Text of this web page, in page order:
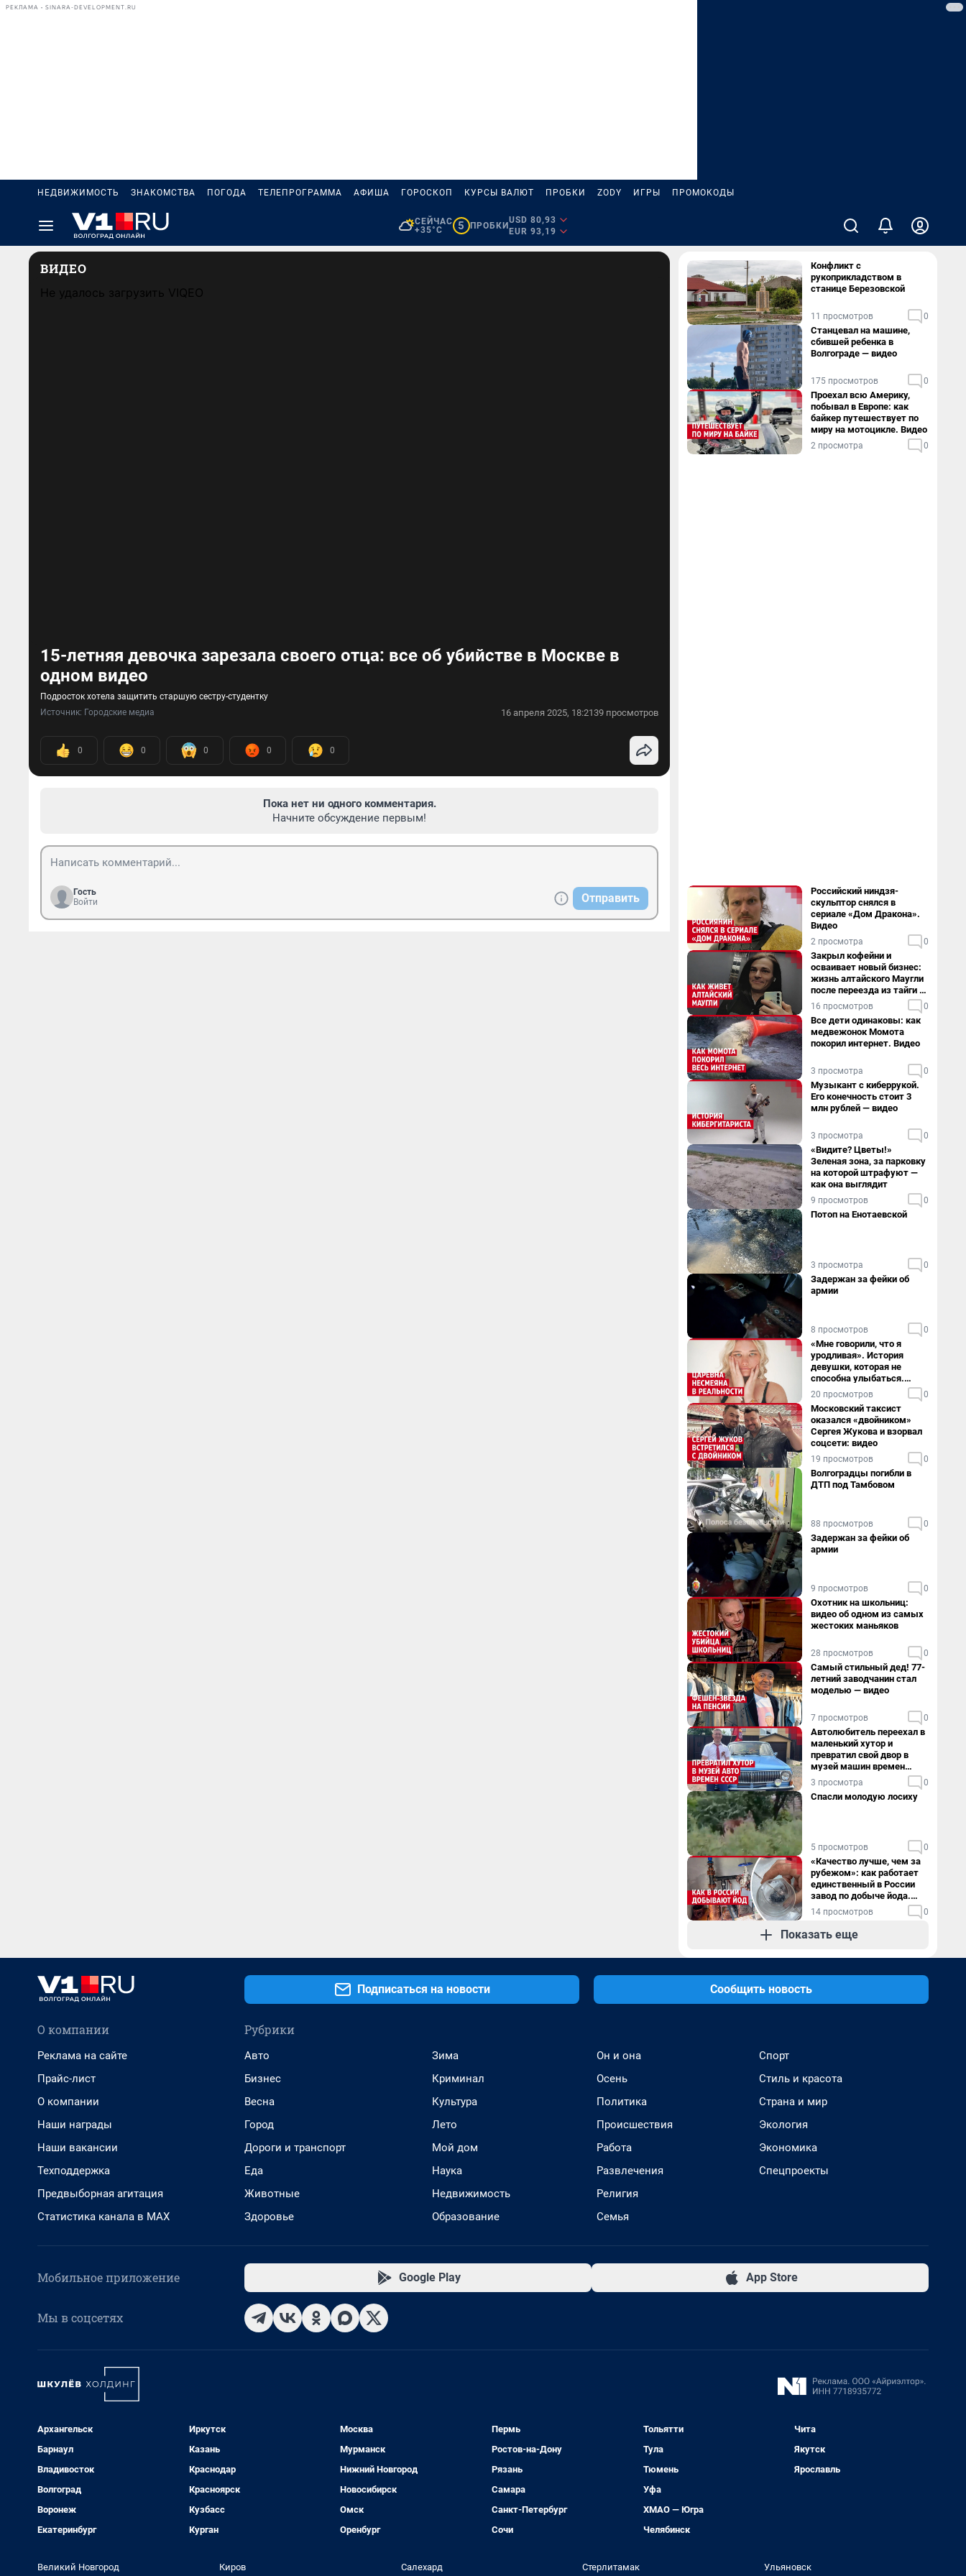
РЕКЛАМА • SINARA-DEVELOPMENT.RU
НЕДВИЖИМОСТЬ ЗНАКОМСТВА ПОГОДА ТЕЛЕПРОГРАММА АФИША ГОРОСКОП КУРСЫ ВАЛЮТ ПРОБКИ ZODY ИГРЫ ПРОМОКОДЫ
СЕЙЧАС
+35°C
5 ПРОБКИ
USD 80,93
EUR 93,19
ВИДЕО
Не удалось загрузить VIQEO
15-летняя девочка зарезала своего отца: все об убийстве в Москве в
одном видео
Подросток хотела защитить старшую сестру-студентку
Источник: Городские медиа 16 апреля 2025, 18:2139 просмотров
0 0 0 0 0
Пока нет ни одного комментария.
Начните обсуждение первым!
Гость
Войти
Отправить
Конфликт с
рукоприкладством в
станице Березовской
11 просмотров 0
Станцевал на машине,
сбившей ребенка в
Волгограде — видео
175 просмотров 0
Проехал всю Америку,
побывал в Европе: как
байкер путешествует по
миру на мотоцикле. Видео
2 просмотра 0
Российский ниндзя-
скульптор снялся в
сериале «Дом Дракона».
Видео
2 просмотра 0
Закрыл кофейни и
осваивает новый бизнес:
жизнь алтайского Маугли
после переезда из тайги в
столицу
16 просмотров 0
Все дети одинаковы: как
медвежонок Момота
покорил интернет. Видео
3 просмотра 0
Музыкант с киберрукой.
Его конечность стоит 3
млн рублей — видео
3 просмотра 0
«Видите? Цветы!»
Зеленая зона, за парковку
на которой штрафуют —
как она выглядит
9 просмотров 0
Потоп на Енотаевской
3 просмотра 0
Задержан за фейки об
армии
8 просмотров 0
«Мне говорили, что я
уродливая». История
девушки, которая не
способна улыбаться.
Видео
20 просмотров 0
Московский таксист
оказался «двойником»
Сергея Жукова и взорвал
соцсети: видео
19 просмотров 0
Волгоградцы погибли в
ДТП под Тамбовом
88 просмотров 0
Задержан за фейки об
армии
9 просмотров 0
Охотник на школьниц:
видео об одном из самых
жестоких маньяков
28 просмотров 0
Самый стильный дед! 77-
летний заводчанин стал
моделью — видео
7 просмотров 0
Автолюбитель переехал в
маленький хутор и
превратил свой двор в
музей машин времен
СССР. Видео
3 просмотра 0
Спасли молодую лосиху
5 просмотров 0
«Качество лучше, чем за
рубежом»: как работает
единственный в России
завод по добыче йода.
Видео
14 просмотров 0
Показать еще
Подписаться на новости Сообщить новость
О компании
Реклама на сайте
Прайс-лист
О компании
Наши награды
Наши вакансии
Техподдержка
Предвыборная агитация
Статистика канала в MAX
Рубрики
Авто
Бизнес
Весна
Город
Дороги и транспорт
Еда
Животные
Здоровье
Зима
Криминал
Культура
Лето
Мой дом
Наука
Недвижимость
Образование
Он и она
Осень
Политика
Происшествия
Работа
Развлечения
Религия
Семья
Спорт
Стиль и красота
Страна и мир
Экология
Экономика
Спецпроекты
Мобильное приложение Google Play App Store
Мы в соцсетях
Архангельск
Барнаул
Владивосток
Волгоград
Воронеж
Екатеринбург
Иркутск
Казань
Краснодар
Красноярск
Кузбасс
Курган
Москва
Мурманск
Нижний Новгород
Новосибирск
Омск
Оренбург
Пермь
Ростов-на-Дону
Рязань
Самара
Санкт-Петербург
Сочи
Тольятти
Тула
Тюмень
Уфа
ХМАО — Югра
Челябинск
Чита
Якутск
Ярославль
Великий Новгород Киров Салехард Стерлитамак Ульяновск